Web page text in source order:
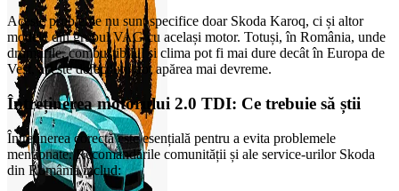
Aceste probleme nu sunt specifice doar Skoda Karoq, ci și altor
modele din grupul VAG cu același motor. Totuși, în România, unde
drumurile, combustibilul și clima pot fi mai dure decât în Europa de
Vest, aceste defecțiuni pot apărea mai devreme.
Întreținerea motorului 2.0 TDI: Ce trebuie să știi
Întreținerea corectă este esențială pentru a evita problemele
menționate. Recomandările comunității și ale service-urilor Skoda
din România includ: